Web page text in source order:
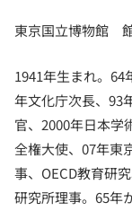
東京国立博物館
1941年生まれ。64
年文化庁次長、93
官、2000年日本学
全権大使、07年東
事、OECD教育研
研究所理事。65年